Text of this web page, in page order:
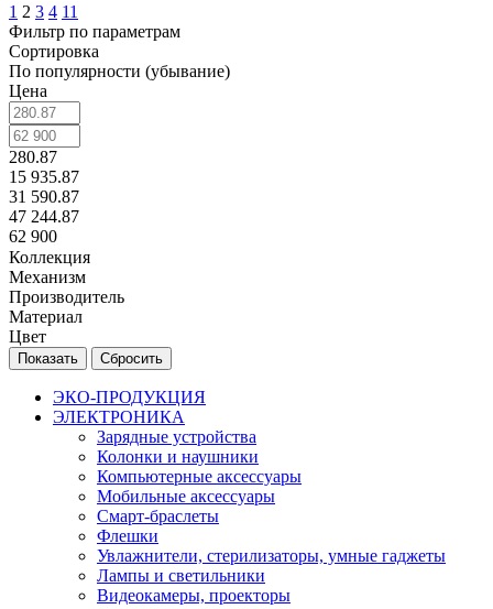
1 2 3 4 11
Фильтр по параметрам
Сортировка
По популярности (убывание)
Цена
280.87
15 935.87
31 590.87
47 244.87
62 900
Коллекция
Механизм
Производитель
Материал
Цвет
Сбросить
ЭКО-ПРОДУКЦИЯ
ЭЛЕКТРОНИКА
Зарядные устройства
Колонки и наушники
Компьютерные аксессуары
Мобильные аксессуары
Смарт-браслеты
Флешки
Увлажнители, стерилизаторы, умные гаджеты
Лампы и светильники
Видеокамеры, проекторы